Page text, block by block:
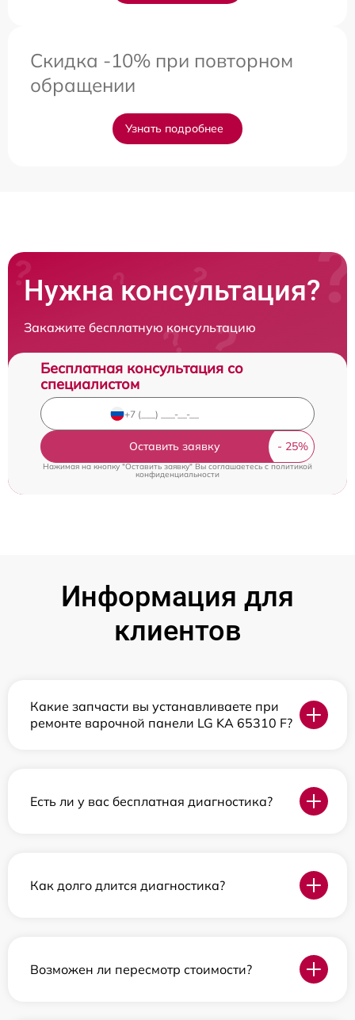
Скидка -10% при повторном
обращении
Узнать подробнее
Нужна консультация?
Закажите бесплатную консультацию
Бесплатная консультация со
специалистом
Оставить заявку
Нажимая на кнопку "Оставить заявку" Вы соглашаетесь c политикой
конфиденциальности
Информация для
клиентов
Какие запчасти вы устанавливаете при
ремонте варочной панели LG KA 65310 F?
Есть ли у вас бесплатная диагностика?
Как долго длится диагностика?
Возможен ли пересмотр стоимости?